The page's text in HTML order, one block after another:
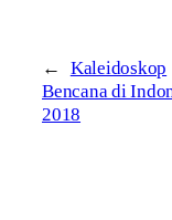
←
Kaleidoskop
Bencana di
2018